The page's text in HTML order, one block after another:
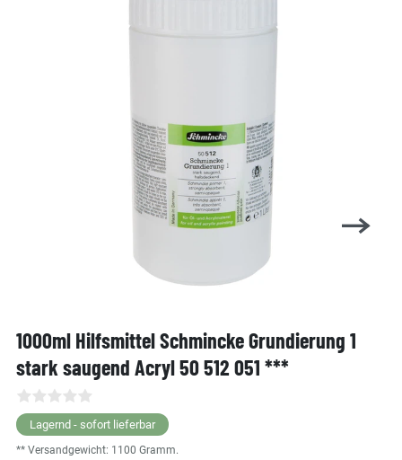
1000ml Hilfsmittel Schmincke Grundierung 1
stark saugend Acryl 50 512 051 ***
Lagernd - sofort lieferbar
** Versandgewicht: 1100 Gramm.